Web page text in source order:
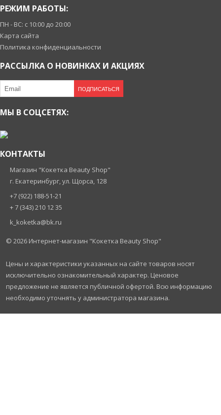
РЕЖИМ РАБОТЫ:
ПН - ВС: с 10:00 до 20:00
Карта сайта
Политика конфиденциальности
РАССЫЛКА О НОВИНКАХ И АКЦИЯХ
ПОДПИСАТЬСЯ
МЫ В СОЦСЕТЯХ:
КОНТАКТЫ
Магазин "Кокетка Beauty Shop"
г. Екатеринбург, ул. Щорса, 128
+7 (922) 188-51-21
+ 7 (343) 210 12 35
k_koketka@bk.ru
© 2026 Интернет-магазин "Кокетка Beauty Shop"
Цены и характеристики указанных на сайте товаров носят
исключительно ознакомительный характер. Ценовое
предложение не является публичной офертой. Всю информацию
необходимо уточнять у администратора магазина.